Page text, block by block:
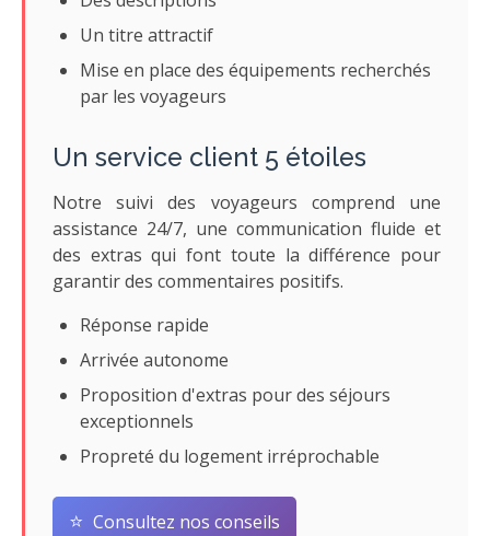
Un titre attractif
Mise en place des équipements recherchés
par les voyageurs
Un service client 5 étoiles
Notre suivi des voyageurs comprend une
assistance 24/7, une communication fluide et
des extras qui font toute la différence pour
garantir des commentaires positifs.
Réponse rapide
Arrivée autonome
Proposition d'extras pour des séjours
exceptionnels
Propreté du logement irréprochable
⭐ Consultez nos conseils